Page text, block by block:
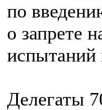
по
о запрете
испытаний
Делегаты